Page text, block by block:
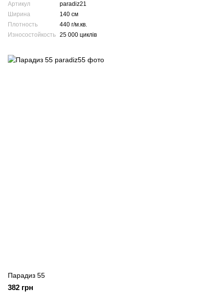
Артикул
paradiz21
Ширина
140 см
Плотность
440 г/м.кв.
Износостойкость 25 000 циклів
Парадиз 55
382 грн